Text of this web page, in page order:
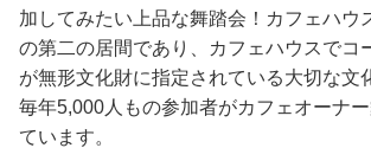
加してみたい上品な舞踏会！カフェハウ
の第二の居間であり、カフェハウスでコ
が無形文化財に指定されている大切な文
毎年5,000人もの参加者がカフェオーナ
ています。